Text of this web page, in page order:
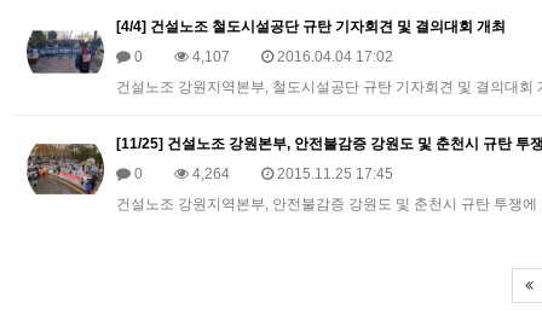
[4/4] 건설노조 철도시설공단 규탄 기자회견 및 결의대회 개최
0
4,107
2016.04.04 17:02
건설노조 강원지역본부, 철도시설공단 규탄 기자회견 및 결의대
[11/25] 건설노조 강원본부, 안전불감증 강원도 및 춘천시 규탄 투
0
4,264
2015.11.25 17:45
건설노조 강원지역본부, 안전불감증 강원도 및 춘천시 규탄 투쟁